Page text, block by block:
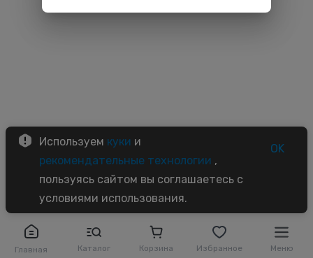
Главная Каталог Корзина Избранное Меню
Используем куки и
рекомендательные технологии ,
пользуясь сайтом вы соглашаетесь с
условиями использования.
OK